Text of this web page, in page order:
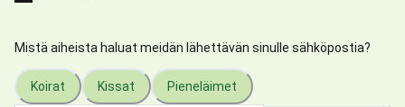
Mistä aiheista haluat meidän lähettävän sinulle sähköpostia?
Koirat Kissat Pieneläimet